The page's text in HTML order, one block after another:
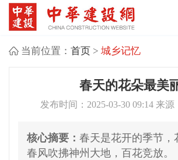
当前位置： 首页> 城乡记忆
春天的花朵最美
发布时间：2025-03-30 09:14 来源
核心摘要： 春天是花开的季节，
春风吹拂神州大地，百花竞放。